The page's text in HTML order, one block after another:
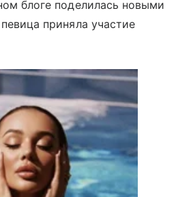
блоге поделилась новыми
приняла участие